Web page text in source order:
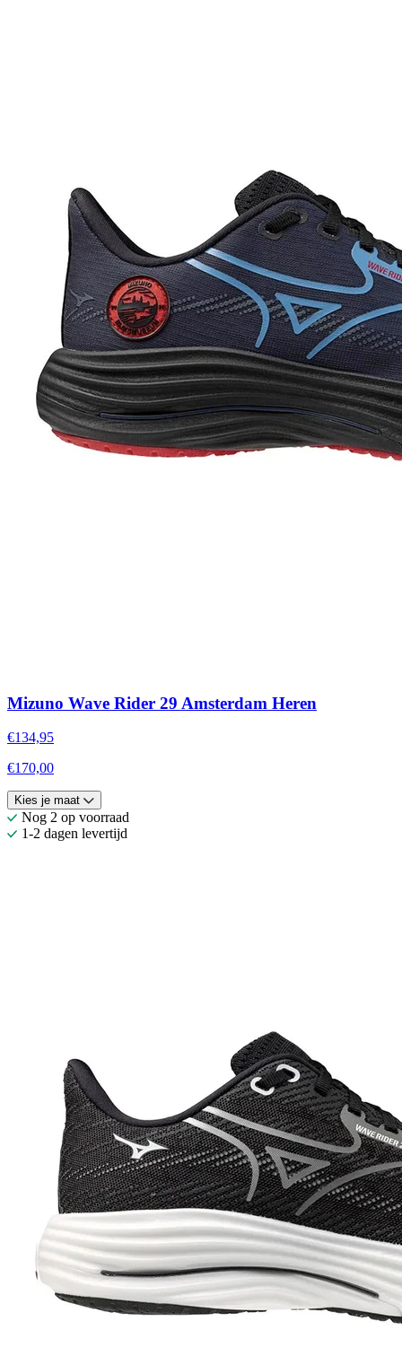
Mizuno Wave Rider 29 Amsterdam Heren
€134,95
€170,00
Kies je maat
Nog 2 op voorraad
1-2 dagen levertijd